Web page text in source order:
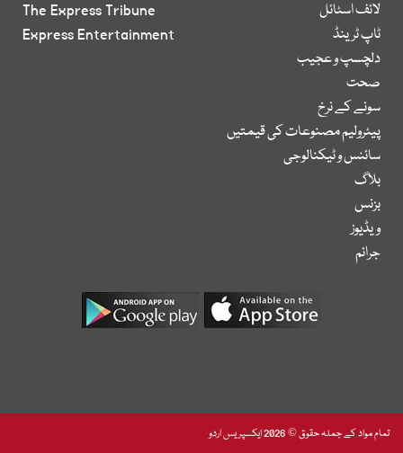
لائف اسٹائل
ٹاپ ٹرینڈ
دلچسپ و عجیب
صحت
سونے کے نرخ
پیٹرولیم مصنوعات کی قیمتیں
سائنس و ٹیکنالوجی
بلاگ
بزنس
ویڈیوز
جرائم
The Express Tribune
Express Entertainment
تمام مواد کے جملہ حقوق © 2026 ایکسپریس اردو